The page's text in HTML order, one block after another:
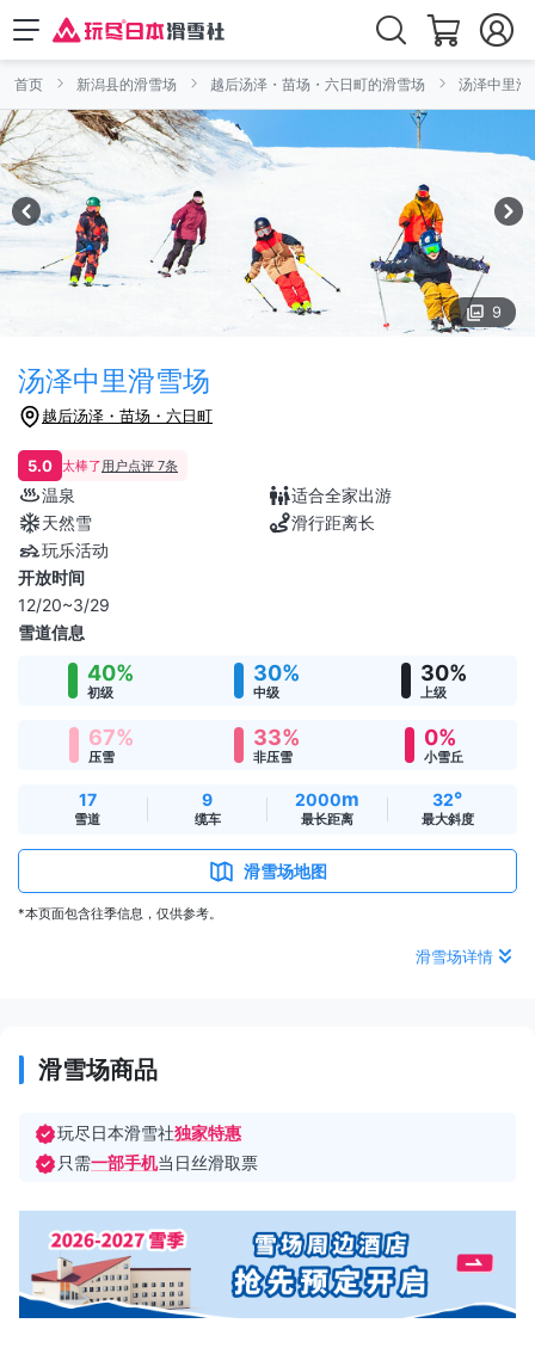
首页 新潟县的滑雪场 越后汤泽・苗场・六日町的滑雪场 汤泽中里滑
9
汤泽中里滑雪场
越后汤泽・苗场・六日町
5.0 太棒了用户点评 7条
温泉
适合全家出游
天然雪
滑行距离长
玩乐活动
开放时间
12/20~3/29
雪道信息
40%
初级
30%
中级
30%
上级
67%
压雪
33%
非压雪
0%
小雪丘
17
雪道
9
缆车
2000m
最长距离
32°
最大斜度
滑雪场地图
*本页面包含往季信息，仅供参考。
滑雪场详情
滑雪场商品
玩尽日本滑雪社独家特惠
只需一部手机当日丝滑取票